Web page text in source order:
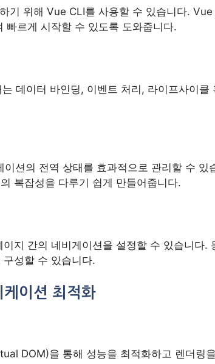
기 위해 Vue CLI를 사용할 수 있습니다.
빠르게 시작할 수 있도록 도와줍니다.
데이터 바인딩, 이벤트 처리, 라이프사이클
션의 전역 상태를 효과적으로 관리할 수 있
복잡성을 다루기 쉽게 만들어줍니다.
지 간의 네비게이션을 설정할 수 있습니다.
성할 수 있습니다.
이션 최적화
DOM)을 통해 성능을 최적화하고 렌더링